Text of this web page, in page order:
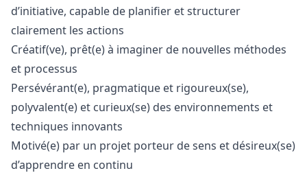
d’initiative, capable de planifier et structurer
clairement les actions
Créatif(ve), prêt(e) à imaginer de nouvelles méthodes
et processus
Persévérant(e), pragmatique et rigoureux(se),
polyvalent(e) et curieux(se) des environnements et
techniques innovants
Motivé(e) par un projet porteur de sens et désireux(se)
d’apprendre en continu